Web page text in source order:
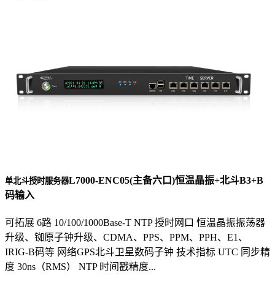
单北斗授时服务器L7000-ENC05(主备六口)恒温晶振+北斗B3+B
码输入
可拓展 6路 10/100/1000Base-T NTP 授时网口 恒温晶振振荡器
升级、铷原子钟升级、CDMA、PPS、PPM、PPH、E1、
IRIG-B码等 网络GPS北斗卫星数码子钟 技术指标 UTC 同步精
度 30ns（RMS） NTP 时间戳精度...